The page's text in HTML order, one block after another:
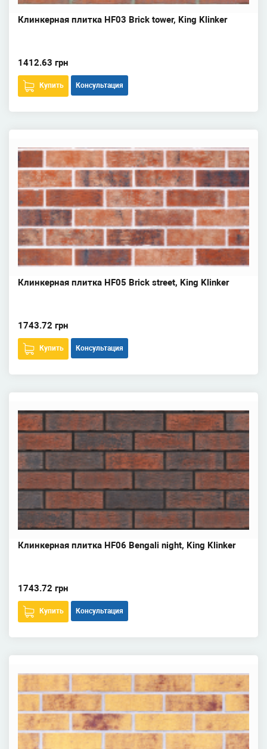
Клинкерная плитка HF03 Brick tower, King Klinker
1412.63 грн
Купить Консультация
Клинкерная плитка HF05 Brick street, King Klinker
1743.72 грн
Купить Консультация
Клинкерная плитка HF06 Bengali night, King Klinker
1743.72 грн
Купить Консультация